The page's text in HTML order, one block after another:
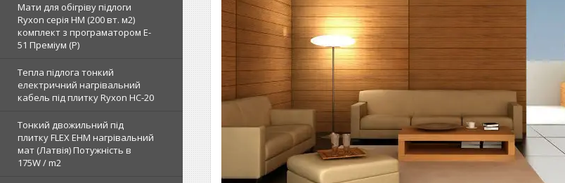
Мати для обігріву підлоги
Ryxon серія НМ (200 вт. м2)
комплект з програматором E-
51 Преміум (Р)
Тепла підлога тонкий
електричний нагрівальний
кабель під плитку Ryxon HC-20
Тонкий двожильний під
плитку FLEX EHM нагрівальний
мат (Латвія) Потужність в
175W / m2